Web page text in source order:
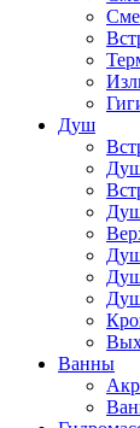
Душ
Ванны